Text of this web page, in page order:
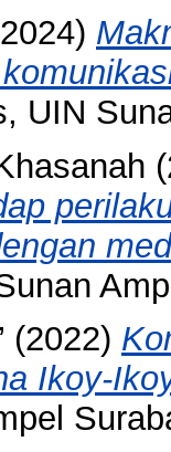
UIN
(2022)
Ikoy-